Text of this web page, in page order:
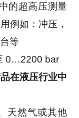
的超高压测量
例如：冲压，
等
0…2200 bar
在液压行业中
然气或其他